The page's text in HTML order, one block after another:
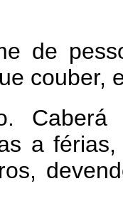
de
couber,
a